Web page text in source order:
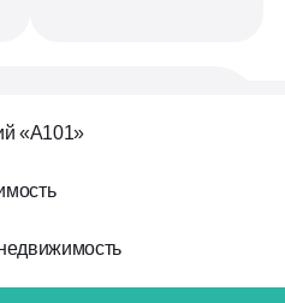
«А101»